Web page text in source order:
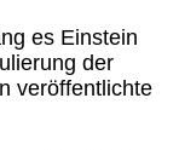
es Einstein
der
veröffentlichte